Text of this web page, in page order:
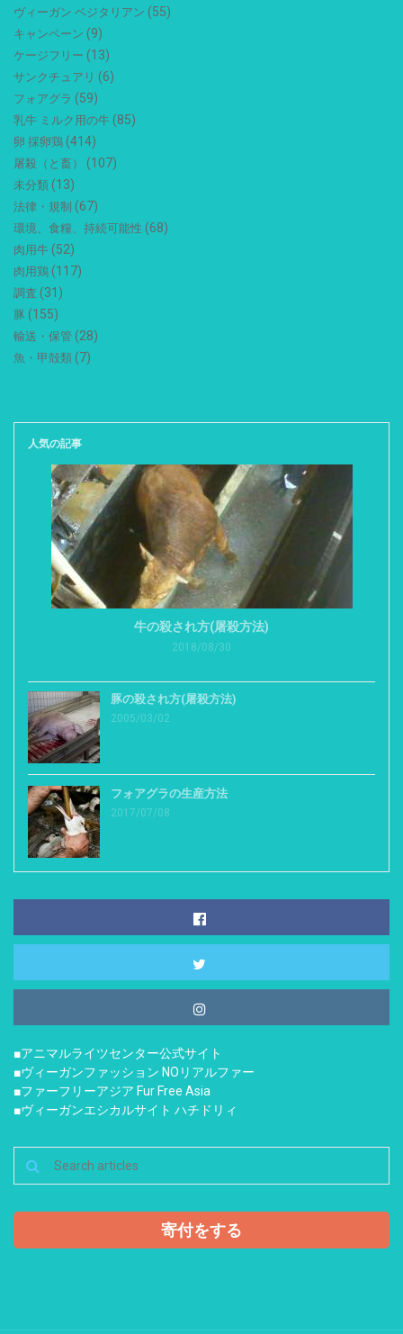
ヴィーガン ベジタリアン (55)
キャンペーン (9)
ケージフリー (13)
サンクチュアリ (6)
フォアグラ (59)
乳牛 ミルク用の牛 (85)
卵 採卵鶏 (414)
屠殺（と畜） (107)
未分類 (13)
法律・規制 (67)
環境、食糧、持続可能性 (68)
肉用牛 (52)
肉用鶏 (117)
調査 (31)
豚 (155)
輸送・保管 (28)
魚・甲殻類 (7)
人気の記事
牛の殺され方(屠殺方法)
2018/08/30
豚の殺され方(屠殺方法)
2005/03/02
フォアグラの生産方法
2017/07/08
■アニマルライツセンター公式サイト
■ヴィーガンファッション NOリアルファー
■ファーフリーアジア Fur Free Asia
■ヴィーガンエシカルサイト ハチドリィ
寄付をする